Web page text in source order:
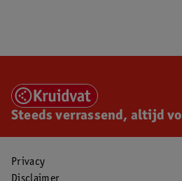
Steeds verrassend, altijd
Privacy